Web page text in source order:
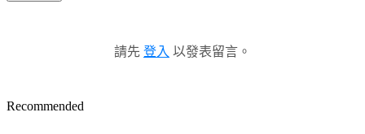
請先 登入 以發表留言。
Recommended